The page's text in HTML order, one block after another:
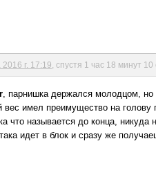
г. 17:19 , спустя 1 час 18 минут 10
, парнишка держался молодцом, но
имел преимущество на голову
что называется до конца,
идет в блок и сразу же